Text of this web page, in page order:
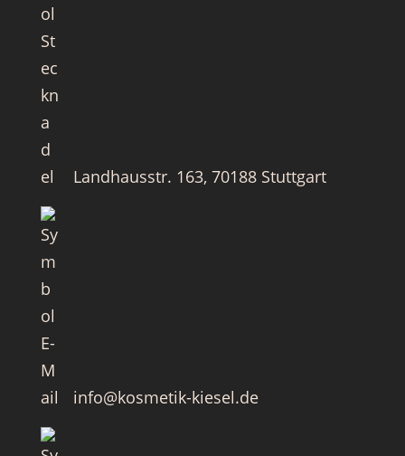
Landhausstr. 163, 70188 Stuttgart
info@kosmetik-kiesel.de